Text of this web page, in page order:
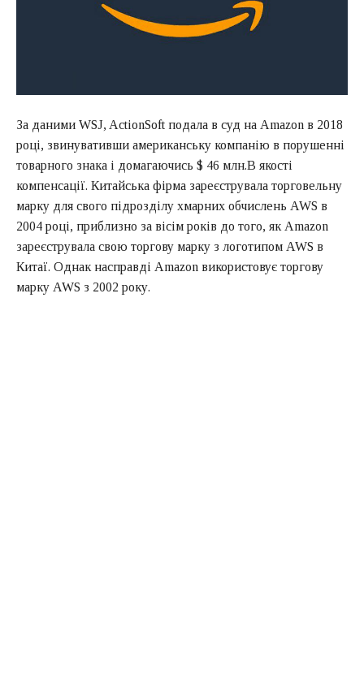
За даними WSJ, ActionSoft подала в суд на Amazon в 2018
році, звинувативши американську компанію в порушенні
товарного знака і домагаючись $ 46 млн.В якості
компенсації. Китайська фірма зареєструвала торговельну
марку для свого підрозділу хмарних обчислень AWS в
2004 році, приблизно за вісім років до того, як Amazon
зареєструвала свою торгову марку з логотипом AWS в
Китаї. Однак насправді Amazon використовує торгову
марку AWS з 2002 року.